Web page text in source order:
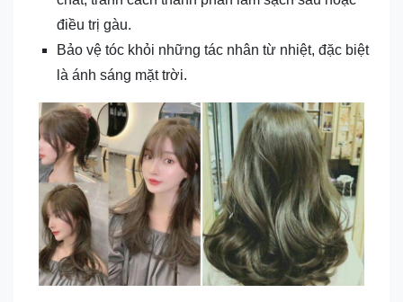
điều trị gàu.
Bảo vệ tóc khỏi những tác nhân từ nhiệt, đặc biệt
là ánh sáng mặt trời.